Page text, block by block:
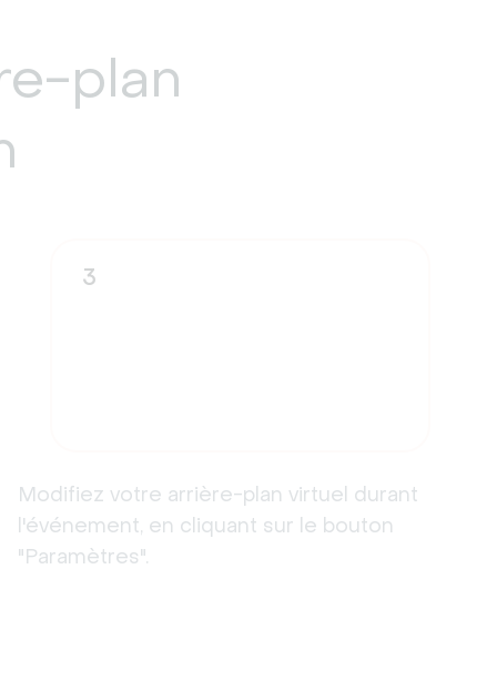
plan
3
Modifiez votre arrière-plan virtuel durant
l'événement, en cliquant sur le bouton
"Paramètres".